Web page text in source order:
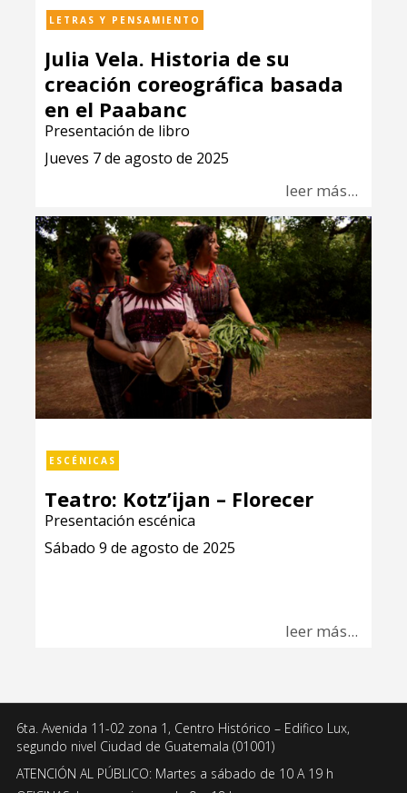
LETRAS Y PENSAMIENTO
Julia Vela. Historia de su
creación coreográfica basada
en el Paabanc
Presentación de libro
Jueves 7 de agosto de 2025
leer más...
ESCÉNICAS
Teatro: Kotz’ijan – Florecer
Presentación escénica
Sábado 9 de agosto de 2025
leer más...
6ta. Avenida 11-02 zona 1, Centro Histórico – Edifico Lux,
segundo nivel Ciudad de Guatemala (01001)
ATENCIÓN AL PÚBLICO: Martes a sábado de 10 A 19 h